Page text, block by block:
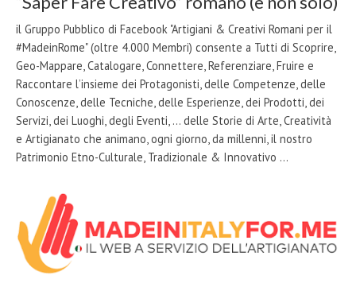
il Gruppo Pubblico di Facebook "Artigiani & Creativi Romani per il
#MadeinRome" (oltre 4.000 Membri) consente a Tutti di Scoprire,
Geo-Mappare, Catalogare, Connettere, Referenziare, Fruire e
Raccontare l’insieme dei Protagonisti, delle Competenze, delle
Conoscenze, delle Tecniche, delle Esperienze, dei Prodotti, dei
Servizi, dei Luoghi, degli Eventi, … delle Storie di Arte, Creatività
e Artigianato che animano, ogni giorno, da millenni, il nostro
Patrimonio Etno-Culturale, Tradizionale & Innovativo …